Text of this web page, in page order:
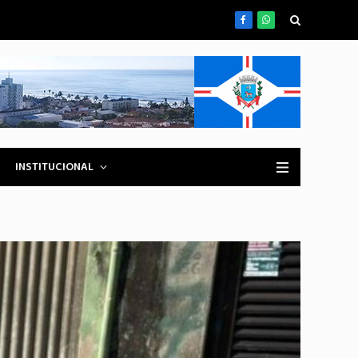
FacebookWhatsApp
INSTITUCIONAL